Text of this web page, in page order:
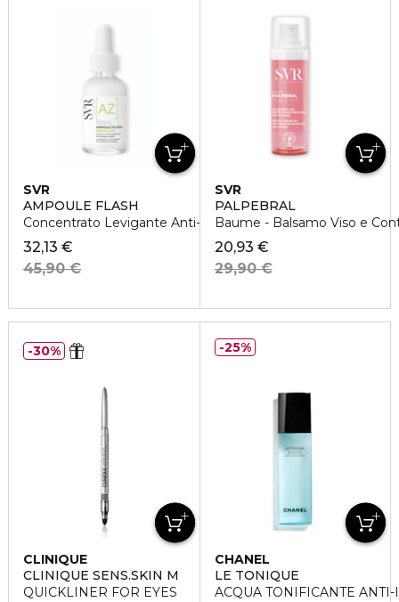
SVR
AMPOULE FLASH
Concentrato Levigante Anti-Rossori Anti-Imperfezioni
32,13 €
45,90 €
SVR
PALPEBRAL
Baume - Balsamo Viso e
20,93 €
29,90 €
CLINIQUE
CLINIQUE SENS.SKIN M
QUICKLINER FOR EYES
30%
CHANEL
LE TONIQUE
ACQUA TONIFICANTE
25%